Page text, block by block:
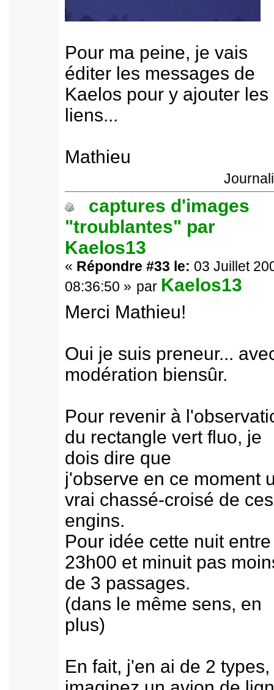
Pour ma peine, je vais
éditer les messages de
Kaelos pour y ajouter les
liens...
Mathieu
captures d'images
"troublantes" par
Kaelos13
« Répondre #33 le: 03 Juillet
08:36:50 » par Kaelos13
Merci Mathieu!
Oui je suis preneur...
modération biensûr.
Pour revenir à
du rectangle vert fluo, je
dois dire que
j'observe en ce moment
vrai chassé-croisé de ces
engins.
Pour idée cette nuit entre
23h00 et minuit pas
de 3 passages.
(dans le même sens, en
plus)
En fait, j'en ai de 2 types,